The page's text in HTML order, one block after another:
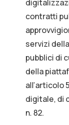
contratti
servizi
pubblici di
della
all’articolo
digitale, di
n. 82.